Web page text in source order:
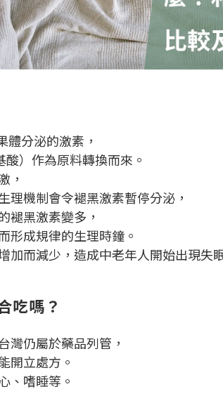
分泌的激素，
）作為原料轉換而來。
，
理機制會令褪黑激素暫停分泌，
褪黑激素變多，
形成規律的生理時鐘。
加而減少，造成中老年人開始出現失
吃嗎？
灣仍屬於藥品列管，
開立處方。
、嗜睡等。